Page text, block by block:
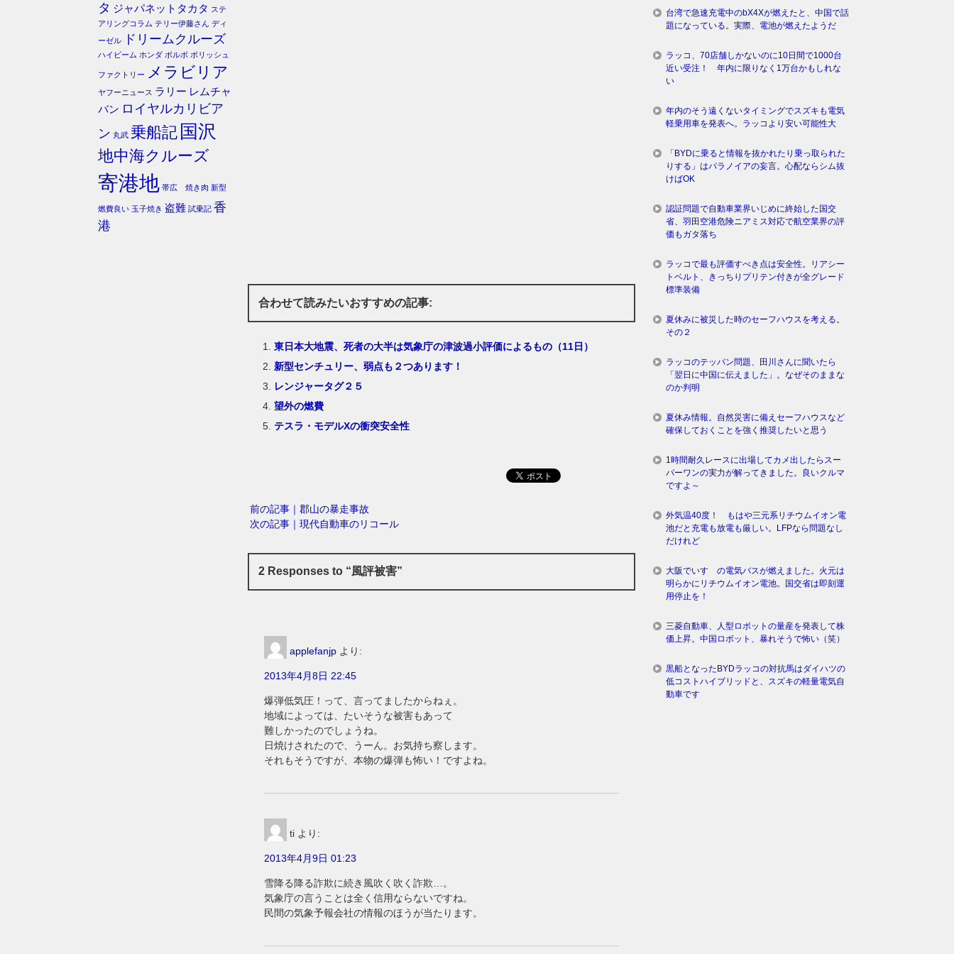
合わせて読みたいおすすめの記事:
東日本大地震、死者の大半は気象庁の津波過小評価によるもの（11日）
新型センチュリー、弱点も２つあります！
レンジャータグ２５
望外の燃費
テスラ・モデルXの衝突安全性
前の記事｜郡山の暴走事故
次の記事｜現代自動車のリコール
2 Responses to “風評被害”
applefanjp より:
2013年4月8日 22:45
爆弾低気圧！って、言ってましたからねぇ。
地域によっては、たいそうな被害もあって
難しかったのでしょうね。
日焼けされたので、うーん。お気持ち察します。
それもそうですが、本物の爆弾も怖い！ですよね。
ti より:
2013年4月9日 01:23
雪降る降る詐欺に続き風吹く吹く詐欺…。
気象庁の言うことは全く信用ならないですね。
民間の気象予報会社の情報のほうが当たります。
タ ジャパネットタカタ ステ
アリングコラム テリー伊藤さん ディ
ーゼル
ドリームクルーズ
ハイビーム ホンダ ボルボ ポリッシュ
ファクトリー メラビリア
ヤフーニュース ラリー レムチャ
バン ロイヤルカリビア
ン 丸武 乗船記 国沢
地中海クルーズ
寄港地 帯広 焼き肉 新型
燃費良い 玉子焼き 盗難 試乗記 香
港
台湾で急速充電中のbX4Xが燃えたと、中国で話
題になっている。実際、電池が燃えたようだ
ラッコ、70店舗しかないのに10日間で1000台
近い受注！ 年内に限りなく1万台かもしれな
い
年内のそう遠くないタイミングでスズキも電気
軽乗用車を発表へ。ラッコより安い可能性大
「BYDに乗ると情報を抜かれたり乗っ取られた
りする」はパラノイアの妄言。心配ならシム抜
けばOK
認証問題で自動車業界いじめに終始した国交
省、羽田空港危険ニアミス対応で航空業界の評
価もガタ落ち
ラッコで最も評価すべき点は安全性。リアシー
トベルト、きっちりプリテン付きが全グレード
標準装備
夏休みに被災した時のセーフハウスを考える。
その２
ラッコのテッパン問題、田川さんに聞いたら
「翌日に中国に伝えました」。なぜそのままな
のか判明
夏休み情報。自然災害に備えセーフハウスなど
確保しておくことを強く推奨したいと思う
1時間耐久レースに出場してカメ出したらスー
パーワンの実力が解ってきました。良いクルマ
ですよ～
外気温40度！ もはや三元系リチウムイオン電
池だと充電も放電も厳しい。LFPなら問題なし
だけれど
大阪でいすゞの電気バスが燃えました。火元は
明らかにリチウムイオン電池。国交省は即刻運
用停止を！
三菱自動車、人型ロボットの量産を発表して株
価上昇。中国ロボット、暴れそうで怖い（笑）
黒船となったBYDラッコの対抗馬はダイハツの
低コストハイブリッドと、スズキの軽量電気自
動車です